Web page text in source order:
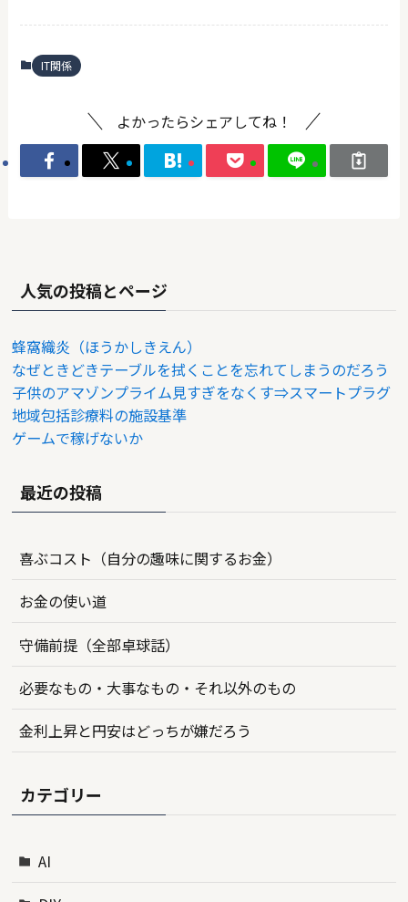
IT関係
よかったらシェアしてね！
人気の投稿とページ
蜂窩織炎（ほうかしきえん）
なぜときどきテーブルを拭くことを忘れてしまうのだろう
子供のアマゾンプライム見すぎをなくす⇒スマートプラグ
地域包括診療料の施設基準
ゲームで稼げないか
最近の投稿
喜ぶコスト（自分の趣味に関するお金）
お金の使い道
守備前提（全部卓球話）
必要なもの・大事なもの・それ以外のもの
金利上昇と円安はどっちが嫌だろう
カテゴリー
AI